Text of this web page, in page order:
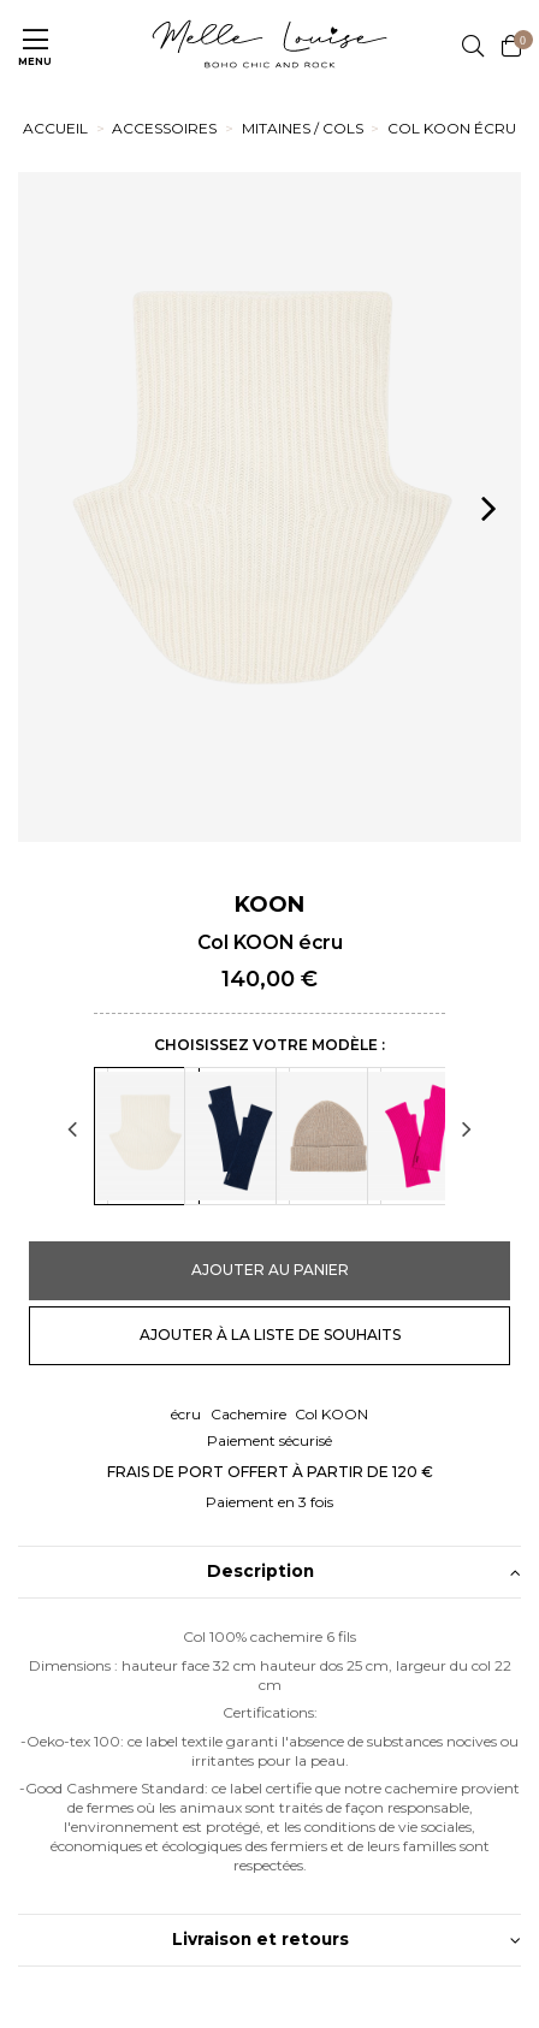
MENU
0
ACCUEIL ACCESSOIRES MITAINES / COLS COL KOON ÉCRU
KOON
Col KOON écru
140,00 €
CHOISISSEZ VOTRE MODÈLE :
AJOUTER AU PANIER
AJOUTER À LA LISTE DE SOUHAITS
écru Cachemire Col KOON
Paiement sécurisé
FRAIS DE PORT OFFERT À PARTIR DE 120 €
Paiement en 3 fois
Description
Col 100% cachemire 6 fils
Dimensions : hauteur face 32 cm hauteur dos 25 cm, largeur du col 22
cm
Certifications:
-Oeko-tex 100: ce label textile garanti l'absence de substances nocives ou
irritantes pour la peau.
-Good Cashmere Standard: ce label certifie que notre cachemire provient
de fermes où les animaux sont traités de façon responsable,
l'environnement est protégé, et les conditions de vie sociales,
économiques et écologiques des fermiers et de leurs familles sont
respectées.
Livraison et retours